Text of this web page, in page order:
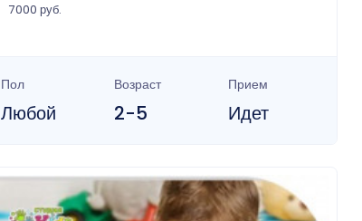
7000 руб.
Пол
Любой
Возраст
2-5
Прием
Идет